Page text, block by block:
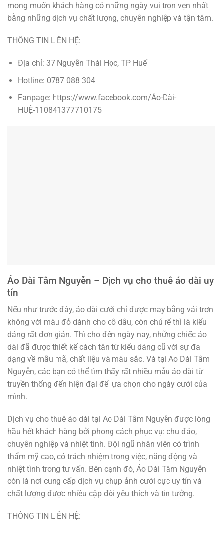
mong muốn khách hàng có những ngày vui trọn vẹn nhất
bằng những dịch vụ chất lượng, chuyên nghiệp và tận tâm.
THÔNG TIN LIÊN HỆ:
Địa chỉ: 37 Nguyễn Thái Học, TP Huế
Hotline: 0787 088 304
Fanpage: https://www.facebook.com/Áo-Dài-
HUỆ-110841377710175
Áo Dài Tâm Nguyễn – Dịch vụ cho thuê áo dài uy
tín
Nếu như trước đây, áo dài cưới chỉ được may bằng vải trơn
không với màu đỏ dành cho cô dâu, còn chú rể thì là kiểu
dáng rất đơn giản. Thì cho đến ngày nay, những chiếc áo
dài đã được thiết kế cách tân từ kiểu dáng cũ với sự đa
dạng về mẫu mã, chất liệu và màu sắc. Và tại Áo Dài Tâm
Nguyễn, các bạn có thể tìm thấy rất nhiều mẫu áo dài từ
truyền thống đến hiện đại để lựa chọn cho ngày cưới của
mình.
Dịch vụ cho thuê áo dài tại Áo Dài Tâm Nguyễn được lòng
hầu hết khách hàng bởi phong cách phục vụ: chu đáo,
chuyên nghiệp và nhiệt tình. Đội ngũ nhân viên có trình
thẩm mỹ cao, có trách nhiệm trong việc, năng động và
nhiệt tình trong tư vấn. Bên cạnh đó, Áo Dài Tâm Nguyễn
còn là nơi cung cấp dịch vụ chụp ảnh cưới cực uy tín và
chất lượng được nhiều cặp đôi yêu thích và tin tưởng.
THÔNG TIN LIÊN HỆ: